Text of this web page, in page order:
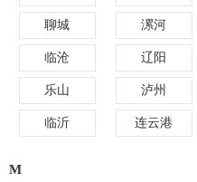
聊城 漯河
临沧 辽阳
乐山 泸州
临沂 连云港
M